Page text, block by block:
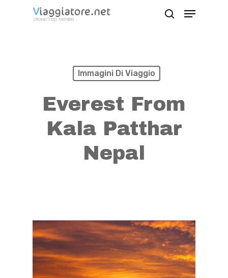
Menu
Immagini Di Viaggio
Everest From
Kala Patthar
Nepal